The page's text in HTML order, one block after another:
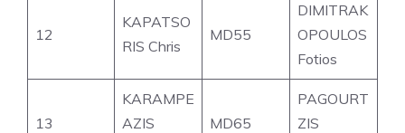
12
KAPATSO
RIS Chris
MD55
DIMITRAK
OPOULOS
Fotios
13
KARAMPE
AZIS
MD65
PAGOURT
ZIS